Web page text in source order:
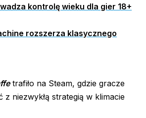
kontrolę wieku dla gier 18+
rozszerza klasycznego
trafiło na Steam, gdzie gracze
z niezwykłą strategią w klimacie